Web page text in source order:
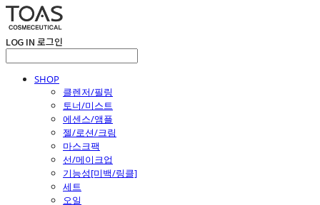
LOG IN 로그인
SHOP
클렌저/필링
토너/미스트
에센스/앰플
젤/로션/크림
마스크팩
선/메이크업
기능성[미백/링클]
세트
오일